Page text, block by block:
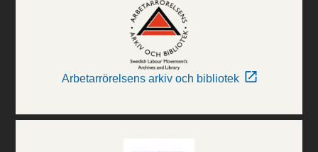
Arbetarrörelsens arkiv och bibliotek